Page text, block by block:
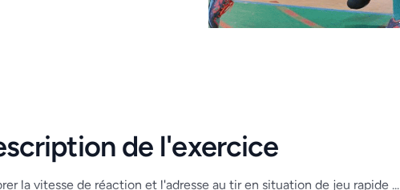
de l'exercice
la vitesse de réaction et l'adresse au tir en situation de jeu rapide ...